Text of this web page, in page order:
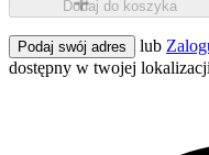
Dodaj do koszyka
Podaj swój adres lub
dostępny w twojej